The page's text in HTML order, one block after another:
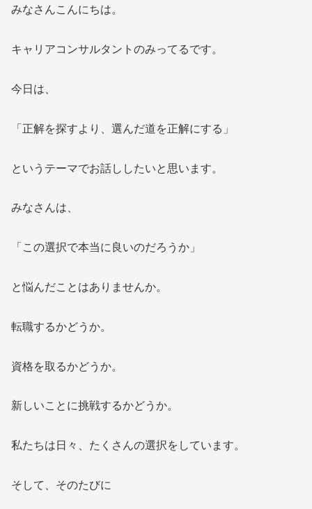
みなさんこんにちは。
キャリアコンサルタントのみってるです。
今日は、
「正解を探すより、選んだ道を正解にする」
というテーマでお話ししたいと思います。
みなさんは、
「この選択で本当に良いのだろうか」
と悩んだことはありませんか。
転職するかどうか。
資格を取るかどうか。
新しいことに挑戦するかどうか。
私たちは日々、たくさんの選択をしています。
そして、そのたびに